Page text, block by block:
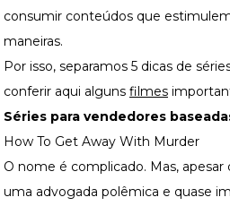
Gratuitos
Gratuitos
Materiais Gratuitos
materiais
seu conhecimento
e Templates
consumir conteúdos que
maneiras.
Por isso, separamos 5 dicas de
conferir aqui alguns filmes
Séries para vendedores
How To Get Away With Murder
O nome é complicado. Mas,
uma advogada polêmica e quase